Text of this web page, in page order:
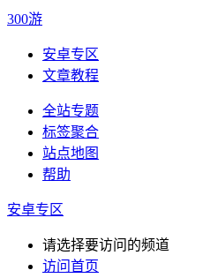
300游
安卓专区
文章教程
全站专题
标签聚合
站点地图
帮助
安卓专区
请选择要访问的频道
访问首页